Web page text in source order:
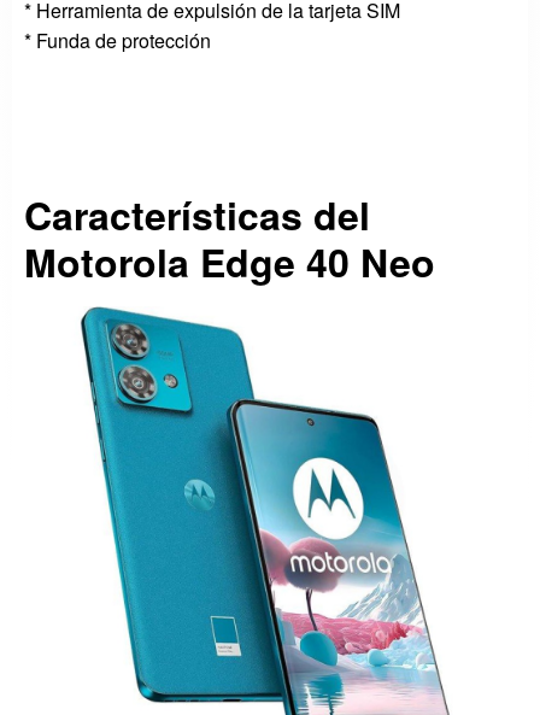
* Herramienta de expulsión de la tarjeta SIM
* Funda de protección
Características del
Motorola Edge 40 Neo